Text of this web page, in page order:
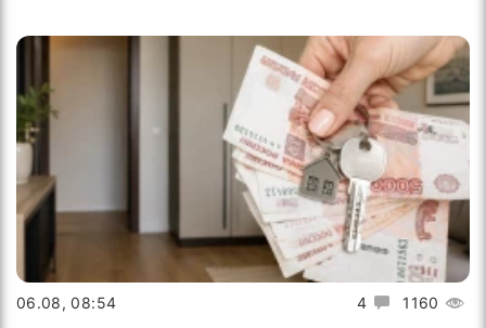
4 1160
06.08, 08:54